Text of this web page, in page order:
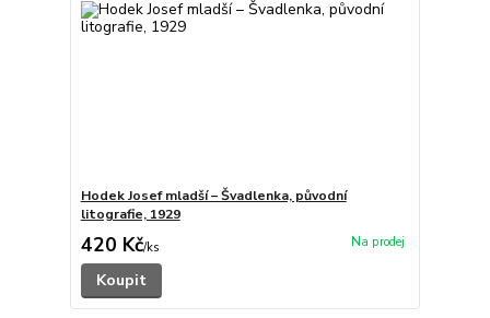
Hodek Josef mladší – Švadlenka, původní
litografie, 1929
420 Kč/ks
Koupit